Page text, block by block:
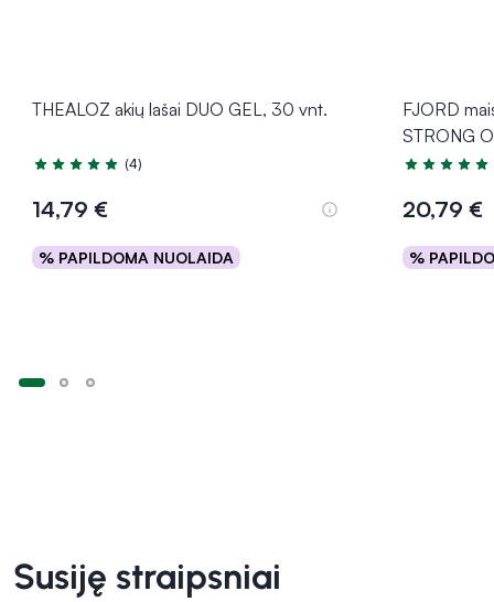
THEALOZ akių lašai DUO GEL, 30 vnt.
Įvertinimas 5.0 iš 5
(4)
14,79 €
% PAPILDOMA NUOLAIDA
Į krepšelį
FJORD
STRONG
Įvertinimas
20,79 €
%
Susiję straipsniai